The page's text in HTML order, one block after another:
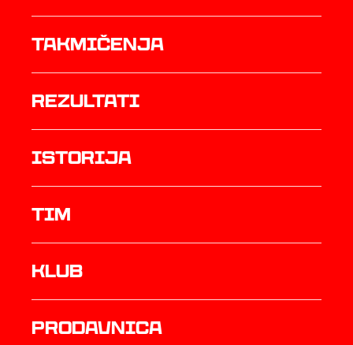
Takmičenja
rezultati
istorija
TIM
Klub
prodavnica